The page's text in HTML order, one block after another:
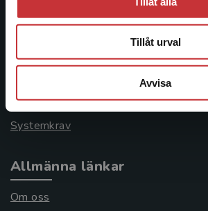
Tillåt urval
Avvisa
Kontakta kundservice
Frågor och svar
Köpvillkor
Systemkrav
Allmänna länkar
Om oss